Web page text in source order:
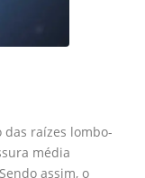
raízes lombo-
média
assim, o